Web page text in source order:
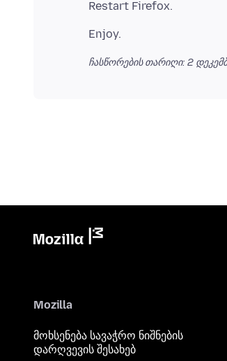
ჩასწორების თარიღი: 2
Mozilla
მოხსენება სავაჭრო ნიშნების
დარღვევის შესახებ